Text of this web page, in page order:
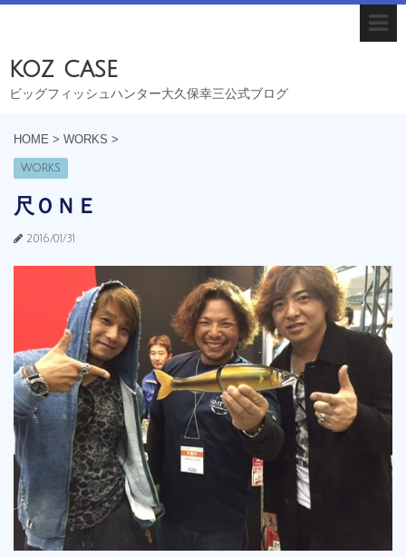
koz case
ビッグフィッシュハンター大久保幸三公式ブログ
HOME > WORKS >
WORKS
尺ＯＮＥ
2016/01/31